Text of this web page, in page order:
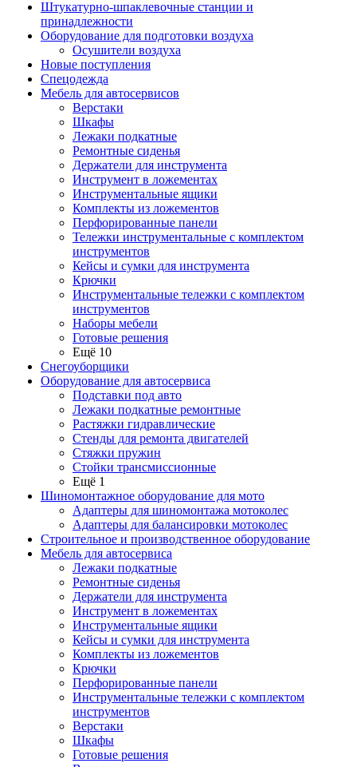
Штукатурно-шпаклевочные станции и
принадлежности
Оборудование для подготовки воздуха
Осушители воздуха
Новые поступления
Спецодежда
Мебель для автосервисов
Верстаки
Шкафы
Лежаки подкатные
Ремонтные сиденья
Держатели для инструмента
Инструмент в ложементах
Инструментальные ящики
Комплекты из ложементов
Перфорированные панели
Тележки инструментальные с комплектом
инструментов
Кейсы и сумки для инструмента
Крючки
Инструментальные тележки с комплектом
инструментов
Наборы мебели
Готовые решения
Ещё 10
Снегоуборщики
Оборудование для автосервиса
Подставки под авто
Лежаки подкатные ремонтные
Растяжки гидравлические
Стенды для ремонта двигателей
Стяжки пружин
Стойки трансмиссионные
Ещё 1
Шиномонтажное оборудование для мото
Адаптеры для шиномонтажа мотоколес
Адаптеры для балансировки мотоколес
Строительное и производственное оборудование
Мебель для автосервиса
Лежаки подкатные
Ремонтные сиденья
Держатели для инструмента
Инструмент в ложементах
Инструментальные ящики
Кейсы и сумки для инструмента
Комплекты из ложементов
Крючки
Перфорированные панели
Инструментальные тележки с комплектом
инструментов
Верстаки
Шкафы
Готовые решения